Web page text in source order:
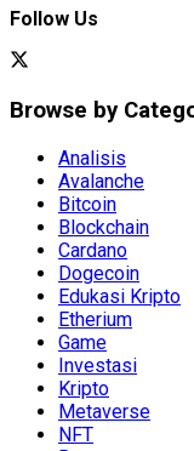
Follow Us
Browse by
Analisis
Avalanche
Bitcoin
Blockchain
Cardano
Dogecoin
Edukasi Kripto
Etherium
Game
Investasi
Kripto
Metaverse
NFT